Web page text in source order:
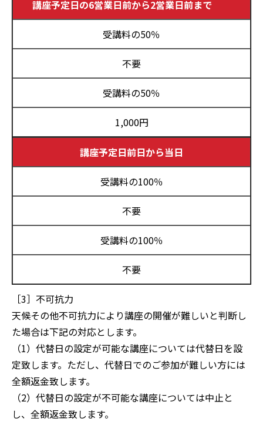
講座予定日の6営業日前から2営業日前まで
受講料の50％
不要
受講料の50％
1,000円
講座予定日前日から当日
受講料の100％
不要
受講料の100％
不要
［3］不可抗力
天候その他不可抗力により講座の開催が難しいと判断し
た場合は下記の対応とします。
（1）代替日の設定が可能な講座については代替日を設
定致します。ただし、代替日でのご参加が難しい方には
全額返金致します。
（2）代替日の設定が不可能な講座については中止と
し、全額返金致します。